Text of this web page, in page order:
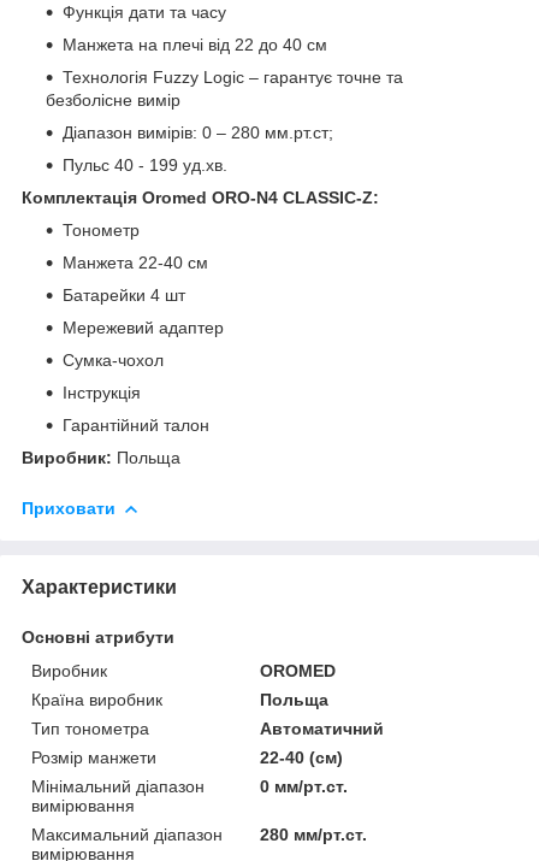
Функція дати та часу
Манжета на плечі від 22 до 40 см
Технологія Fuzzy Logic – гарантує точне та
безболісне вимір
Діапазон вимірів: 0 – 280 мм.рт.ст;
Пульс 40 - 199 уд.хв.
Комплектація Oromed ORO-N4 CLASSIC-Z:
Тонометр
Манжета 22-40 см
Батарейки 4 шт
Мережевий адаптер
Сумка-чохол
Інструкція
Гарантійний талон
​​​​​​​Виробник: Польща
Приховати
Характеристики
Основні атрибути
Виробник
OROMED
Країна виробник
Польща
Тип тонометра
Автоматичний
Розмір манжети
22-40 (см)
Мінімальний діапазон
вимірювання
0 мм/рт.ст.
Максимальний діапазон
вимірювання
280 мм/рт.ст.